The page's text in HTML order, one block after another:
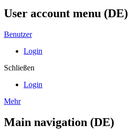
User account menu (DE)
Benutzer
Login
Schließen
Login
Mehr
Main navigation (DE)